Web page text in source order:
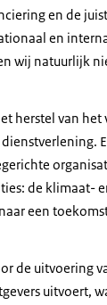
en de
en
wij natuurlijk
herstel van het
de klimaat-
een
de uitvoering
uitvoert,